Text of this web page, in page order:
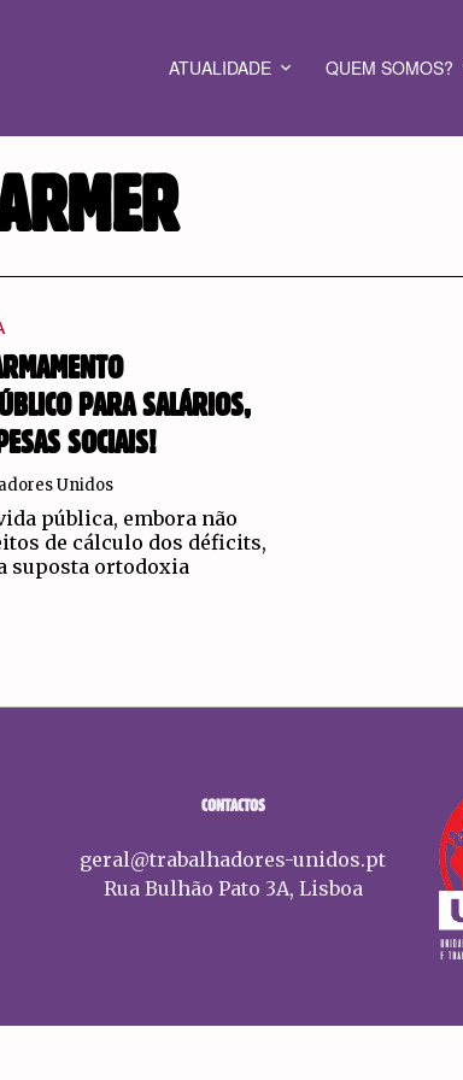
ATUALIDADE QUEM SOMOS?
PARA SALÁRIOS,
SOCIAIS!
Unidos
pública, embora não
de cálculo dos déficits,
suposta ortodoxia
CONTACTOS
geral@trabalhadores-unidos.pt
Rua Bulhão Pato 3A, Lisboa